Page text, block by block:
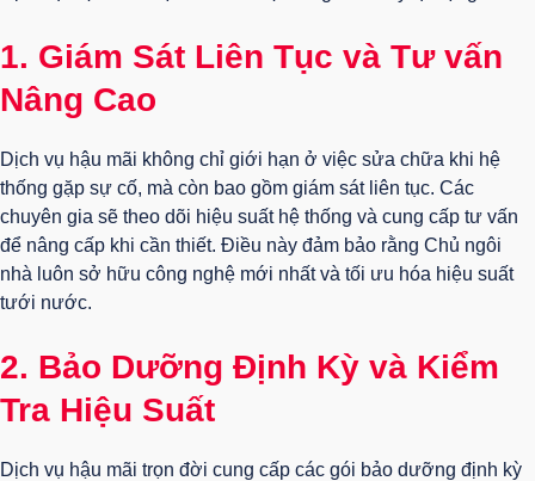
1. Giám Sát Liên Tục và Tư vấn
Nâng Cao
Dịch vụ hậu mãi không chỉ giới hạn ở việc sửa chữa khi hệ
thống gặp sự cố, mà còn bao gồm giám sát liên tục. Các
chuyên gia sẽ theo dõi hiệu suất hệ thống và cung cấp tư vấn
để nâng cấp khi cần thiết. Điều này đảm bảo rằng Chủ ngôi
nhà luôn sở hữu công nghệ mới nhất và tối ưu hóa hiệu suất
tưới nước.
2. Bảo Dưỡng Định Kỳ và Kiểm
Tra Hiệu Suất
Dịch vụ hậu mãi trọn đời cung cấp các gói bảo dưỡng định kỳ